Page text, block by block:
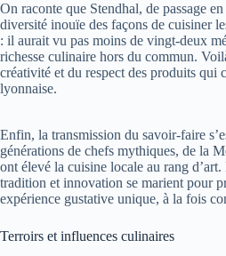
On raconte que Stendhal, de passage
diversité inouïe des façons de cuisiner
: il aurait vu pas moins de vingt-deux
richesse culinaire hors du commun.
créativité et du respect des produits qui
lyonnaise.
Enfin, la transmission du savoir-faire
générations de chefs mythiques, de la
ont élevé la cuisine locale au rang
tradition et innovation se marient pour
expérience gustative unique, à la fois
Terroirs et influences culinaires